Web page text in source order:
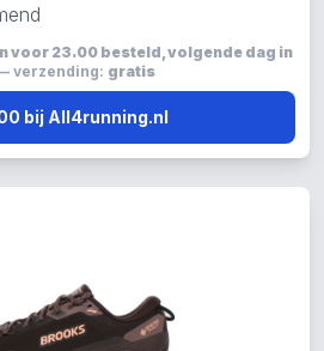
voor 23.00 besteld, volgende dag in
verzending: gratis
bij All4running.nl